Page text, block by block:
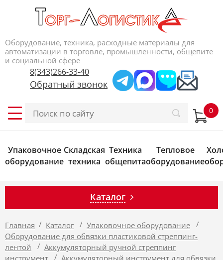
Оборудование, техника, расходные материалы для
автоматизации в торговле, промышленности, общепите
и социальной сфере
8(343)266-33-40
Обратный звонок
Упаковочное
оборудование
Складская
техника
Техника
общепита
Тепловое
оборудование
Каталог
Главная / Каталог / Упаковочное оборудование /
Оборудование для обвязки пластиковой стреппинг-
лентой
/ Аккумуляторный ручной стреппинг
инструмент / Аккумуляторный инструмент для обвязки